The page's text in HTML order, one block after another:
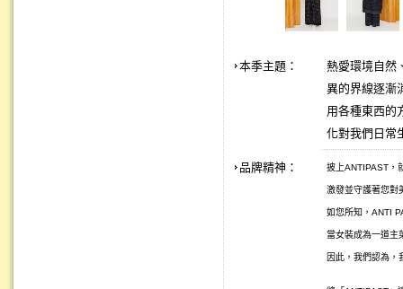
本季主題：
熱愛環境自然
異的界線逐漸
用各種東西的
化對我們日常
品牌精神： 披上ANTIPAST，
激發並守護著您對
如您所知，ANTI
當女裝成為一道主
因此，我們認為，